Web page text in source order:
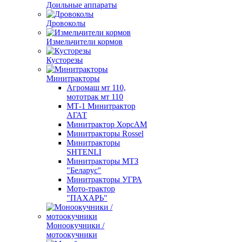
Доильные аппараты
Дровоколы
Измельчители кормов
Кусторезы
Минитракторы
Агромаш мт 110,
мототрак мт 110
МТ-1 Минитрактор
АГАТ
Минитрактор ХорсАМ
Минитракторы Rossel
Минитракторы
SHTENLI
Минитракторы МТЗ
"Беларус"
Минитракторы УГРА
Мото-трактор
"ПАХАРЬ"
Моноокучники /
мотоокучники